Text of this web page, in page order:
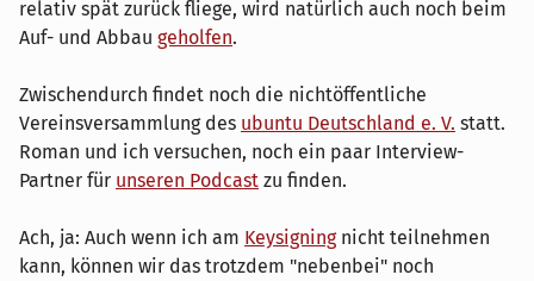
relativ spät zurück fliege, wird natürlich auch noch beim
Auf- und Abbau geholfen.
Zwischendurch findet noch die nichtöffentliche
Vereinsversammlung des ubuntu Deutschland e. V. statt.
Roman und ich versuchen, noch ein paar Interview-
Partner für unseren Podcast zu finden.
Ach, ja: Auch wenn ich am Keysigningnicht teilnehmen
kann, können wir das trotzdem "nebenbei" noch